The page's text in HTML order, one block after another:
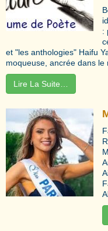
:
et "les anthologies" Haifu
moqueuse, ancrée dans le
Lire La Suite…